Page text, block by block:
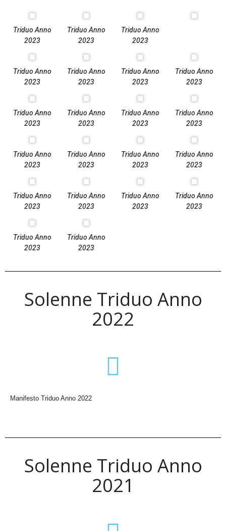
Triduo Anno
2023
Triduo Anno
2023
Triduo Anno
2023
Triduo Anno
2023
Triduo Anno
2023
Triduo Anno
2023
Triduo Anno
2023
Triduo Anno
2023
Triduo Anno
2023
Triduo Anno
2023
Triduo Anno
2023
Triduo Anno
2023
Triduo Anno
2023
Triduo Anno
2023
Triduo Anno
2023
Triduo Anno
2023
Triduo Anno
2023
Triduo Anno
2023
Triduo Anno
2023
Triduo Anno
2023
Triduo Anno
2023
Solenne Triduo Anno
2022
Manifesto Triduo Anno 2022
Solenne Triduo Anno
2021